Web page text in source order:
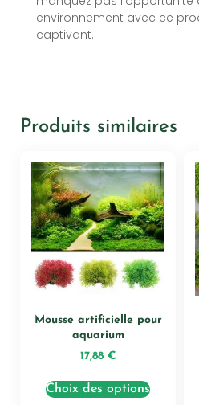
environnement avec ce
captivant.
Produits similaires
Mousse artificielle pour
aquarium
17,88 €
Choix des options